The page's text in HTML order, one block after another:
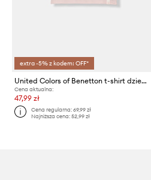
extra -5% z kodem: OFF*
United Colors of Benetton t-shirt dziecięcy bawełniany
Cena aktualna:
47,99 zł
Cena regularna:69,99 zł
Najniższa cena:52,99 zł